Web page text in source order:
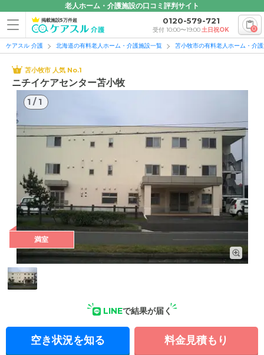
老人ホーム・介護施設の口コミ評判サイト
掲載施設5万件超 0120-579-721
受付 10:00〜19:00土日祝OK 0
ケアスル 介護 北海道の有料老人ホーム・介護施設一覧 苫小牧市の有料老人ホーム・介
苫小牧市 人気 No.1
ニチイケアセンター苫小牧
1 / 1
満室
LINEで結果が届く
空き状況を知る 料金見積もり